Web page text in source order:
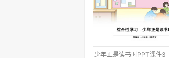
少年正是读书时PPT课件3